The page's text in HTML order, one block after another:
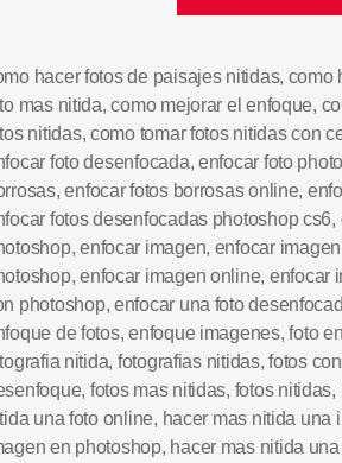
hacer fotos de paisajes nitidas, como
mas nitida,como mejorar el enfoque,
nitidas, como tomar fotos nitidas con
foto desenfocada, enfocar foto
,enfocar fotos borrosas online,
fotos desenfocadas photoshop cs6,
,enfocar imagen, enfocar
,enfocar imagen online, enfocar
photoshop, enfocar una foto
de fotos,enfoque imagenes,foto
nitida, fotografias nitidas,fotos
, fotos mas nitidas, fotos nitidas,
una foto online, hacer mas nitida una
en photoshop, hacer mas nitida